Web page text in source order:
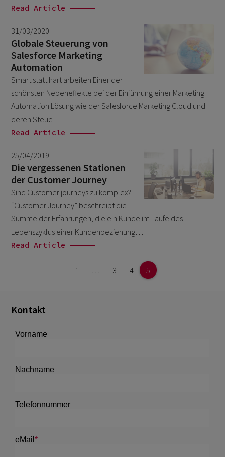
Read Article
31/03/2020
Globale Steuerung von
Salesforce Marketing
Automation
Smart statt hart arbeiten Einer der
schönsten Nebeneffekte bei der Einführung einer Marketing
Automation Lösung wie der Salesforce Marketing Cloud und
deren Steue…
Read Article
25/04/2019
Die vergessenen Stationen
der Customer Journey
Sind Customer journeys zu komplex?
“Customer Journey” beschreibt die
Summe der Erfahrungen, die ein Kunde im Laufe des
Lebenszyklus einer Kundenbeziehung…
Read Article
1 3 4 5
Kontakt